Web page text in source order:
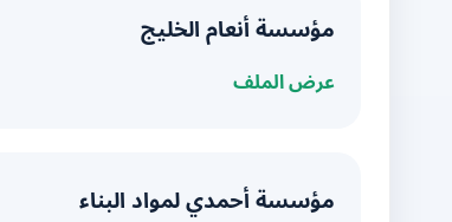
مؤسسة أنعام الخليج
عرض الملف
مؤسسة أحمدي لمواد البناء